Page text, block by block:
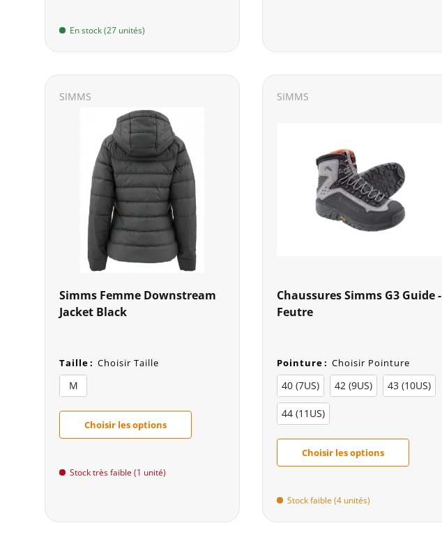
En stock (27 unités)
SIMMS
Simms Femme Downstream
Jacket Black
Taille: Choisir Taille
M
Choisir les options
Stock très faible (1 unité)
SIMMS
Chaussures Simms G3 Guide -
Feutre
Pointure: Choisir Pointure
40 (7US) 42 (9US) 43 (10US)
44 (11US)
Choisir les options
Stock faible (4 unités)